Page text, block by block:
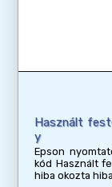
Használt
y
Epson
kód Használt
hiba okozta